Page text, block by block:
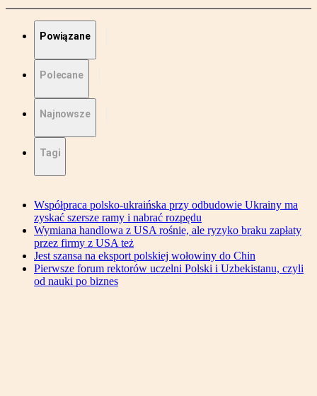
Powiązane
Polecane
Najnowsze
Tagi
Współpraca polsko-ukraińska przy odbudowie Ukrainy ma
zyskać szersze ramy i nabrać rozpędu
Wymiana handlowa z USA rośnie, ale ryzyko braku zapłaty
przez firmy z USA też
Jest szansa na eksport polskiej wołowiny do Chin
Pierwsze forum rektorów uczelni Polski i Uzbekistanu, czyli
od nauki po biznes